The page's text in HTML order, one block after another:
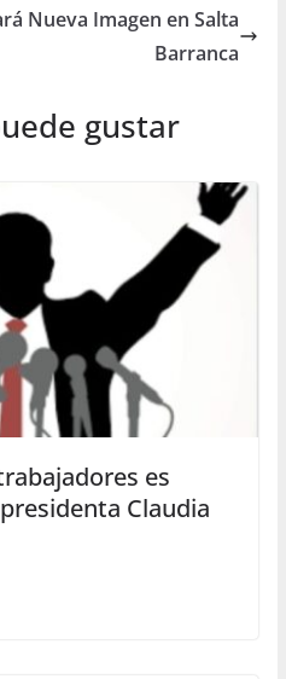
Nueva Imagen en Salta
Barranca
gustar
es
Claudia